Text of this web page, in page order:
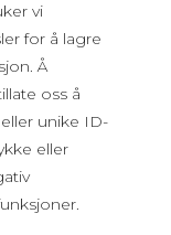
vi
for å lagre
Å
oss å
unike ID-
eller
til